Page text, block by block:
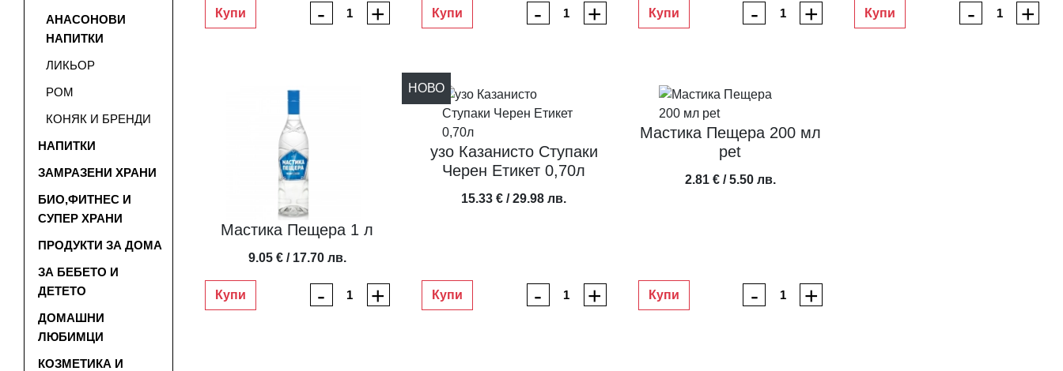
АНАСОНОВИ
НАПИТКИ
ЛИКЬОР
РОМ
КОНЯК И БРЕНДИ
НАПИТКИ
ЗАМРАЗЕНИ ХРАНИ
БИО,ФИТНЕС И
СУПЕР ХРАНИ
ПРОДУКТИ ЗА ДОМА
ЗА БЕБЕТО И
ДЕТЕТО
ДОМАШНИ
ЛЮБИМЦИ
КОЗМЕТИКА И
Купи - + Купи - + Купи - + Купи - +
Мастика Пещера 1 л
9.05 € / 17.70 лв.
Купи - +
НОВО
узо Казанисто Ступаки
Черен Етикет 0,70л
15.33 € / 29.98 лв.
Купи - +
Мастика Пещера 200 мл
pet
2.81 € / 5.50 лв.
Купи - +